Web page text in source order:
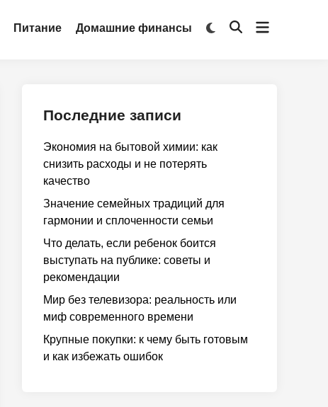
Питание Домашние финансы
Переключить
на
ОткрытьОткрыть
Последние записи
Экономия на бытовой химии: как
снизить расходы и не потерять
качество
Значение семейных традиций для
гармонии и сплоченности семьи
Что делать, если ребенок боится
выступать на публике: советы и
рекомендации
Мир без телевизора: реальность или
миф современного времени
Крупные покупки: к чему быть готовым
и как избежать ошибок